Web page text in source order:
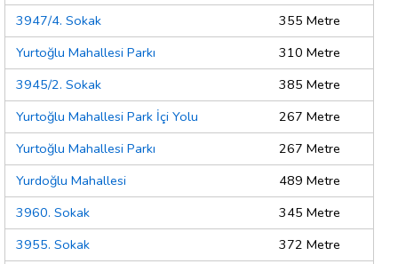
3947/4. Sokak
355 Metre
Yurtoğlu Mahallesi Parkı
310 Metre
3945/2. Sokak
385 Metre
Yurtoğlu Mahallesi Park İçi Yolu
267 Metre
Yurtoğlu Mahallesi Parkı
267 Metre
Yurdoğlu Mahallesi
489 Metre
3960. Sokak
345 Metre
3955. Sokak
372 Metre